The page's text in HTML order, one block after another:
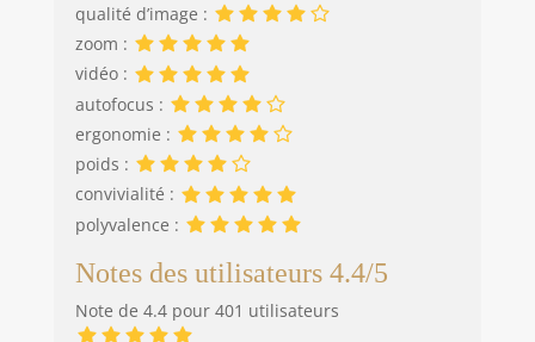
qualité d’image :
zoom :
vidéo :
autofocus :
ergonomie :
poids :
convivialité :
polyvalence :
Notes des utilisateurs 4.4/5
Note de 4.4 pour 401 utilisateurs